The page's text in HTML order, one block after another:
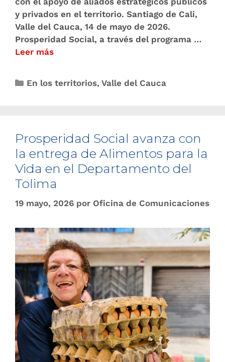
y privados en el territorio. Santiago de Cali,
Valle del Cauca, 14 de mayo de 2026.
Prosperidad Social, a través del programa …
Leer más
En los territorios,Valle del Cauca
Prosperidad Social avanza con
la entrega de Alimentos para la
Vida en el Departamento del
Tolima
19 mayo, 2026 por Oficina de Comunicaciones